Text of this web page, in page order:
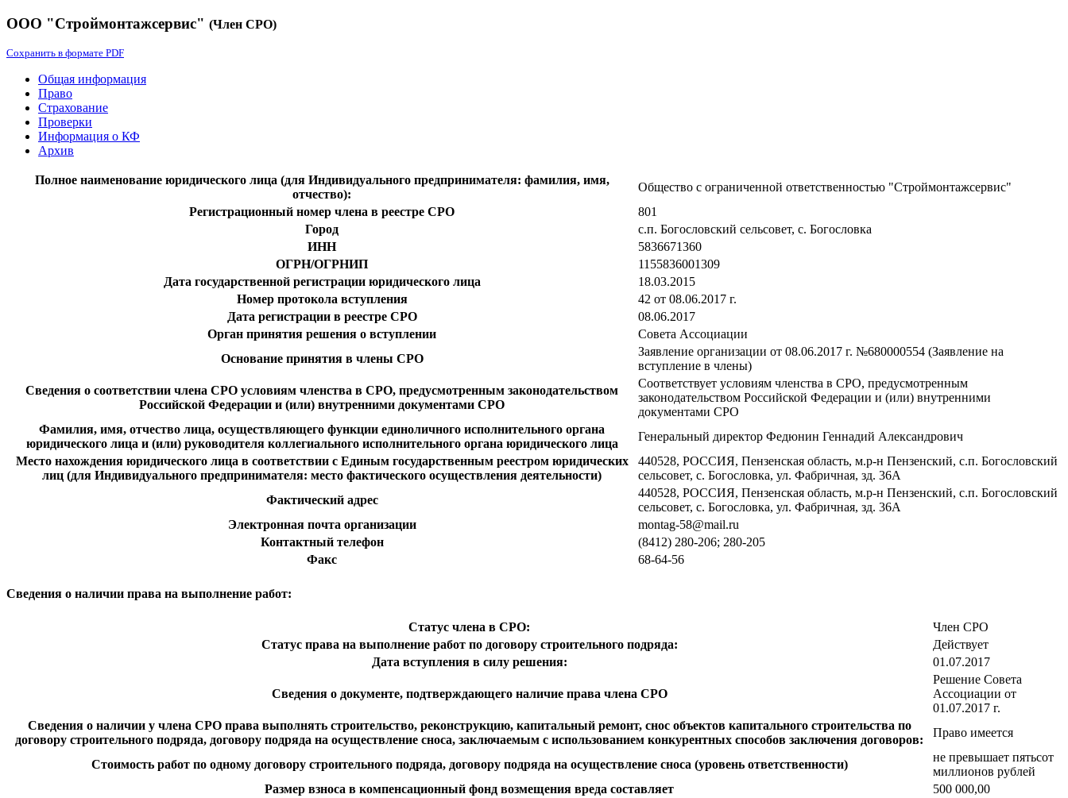
ООО "Строймонтажсервис" (Член СРО)
Сохранить в формате PDF
Общая информация
Право
Страхование
Проверки
Информация о КФ
Архив
Полное наименование юридического лица (для Индивидуального предпринимателя: фамилия, имя,
отчество):
Общество с ограниченной ответственностью "Строймонтажсервис"
Регистрационный номер члена в реестре СРО
801
Город
с.п. Богословский сельсовет, с. Богословка
ИНН
5836671360
ОГРН/ОГРНИП
1155836001309
Дата государственной регистрации юридического лица
18.03.2015
Номер протокола вступления
42 от 08.06.2017 г.
Дата регистрации в реестре СРО
08.06.2017
Орган принятия решения о вступлении
Совета Ассоциации
Основание принятия в члены СРО
Заявление организации от 08.06.2017 г. №680000554 (Заявление на
вступление в члены)
Сведения о соответствии члена СРО условиям членства в СРО, предусмотренным законодательством
Российской Федерации и (или) внутренними документами СРО
Соответствует условиям членства в СРО, предусмотренным
законодательством Российской Федерации и (или) внутренними
документами СРО
Фамилия, имя, отчество лица, осуществляющего функции единоличного исполнительного органа
юридического лица и (или) руководителя коллегиального исполнительного органа юридического лица
Генеральный директор Федюнин Геннадий Александрович
Место нахождения юридического лица в соответствии с Единым государственным реестром юридических
лиц (для Индивидуального предпринимателя: место фактического осуществления деятельности)
440528, РОССИЯ, Пензенская область, м.р-н Пензенский, с.п. Богословский
сельсовет, с. Богословка, ул. Фабричная, зд. 36А
Фактический адрес
440528, РОССИЯ, Пензенская область, м.р-н Пензенский, с.п. Богословский
сельсовет, с. Богословка, ул. Фабричная, зд. 36А
Электронная почта организации
montag-58@mail.ru
Контактный телефон
(8412) 280-206; 280-205
Факс
68-64-56
Сведения о наличии права на выполнение работ:
Статус члена в СРО:
Член СРО
Статус права на выполнение работ по договору строительного подряда:
Действует
Дата вступления в силу решения:
01.07.2017
Сведения о документе, подтверждающего наличие права члена СРО
Решение Совета
Ассоциации от
01.07.2017 г.
Сведения о наличии у члена СРО права выполнять строительство, реконструкцию, капитальный ремонт, снос объектов капитального строительства по
договору строительного подряда, договору подряда на осуществление сноса, заключаемым с использованием конкурентных способов заключения договоров:
Право имеется
Стоимость работ по одному договору строительного подряда, договору подряда на осуществление сноса (уровень ответственности)
не превышает пятьсот
миллионов рублей
Размер взноса в компенсационный фонд возмещения вреда составляет
500 000,00